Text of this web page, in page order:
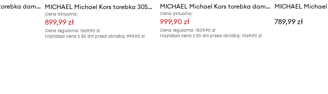
MICHAEL Michael Kors torebka damska skórzana LAILA MICHAEL Michael Kors torebka 30S2G7HL3L
Cena aktualna:
899,99 zł
Cena regularna: 1269,90 zł
Najniższa cena z 30 dni przed obniżką: 999,90 zł
MICHAEL Michael Kors torebka damska skórzana
Cena aktualna:
999,90 zł
Cena regularna: 1509,90 zł
Najniższa cena z 30 dni przed obniżką: 1069,90 zł
789,99 zł